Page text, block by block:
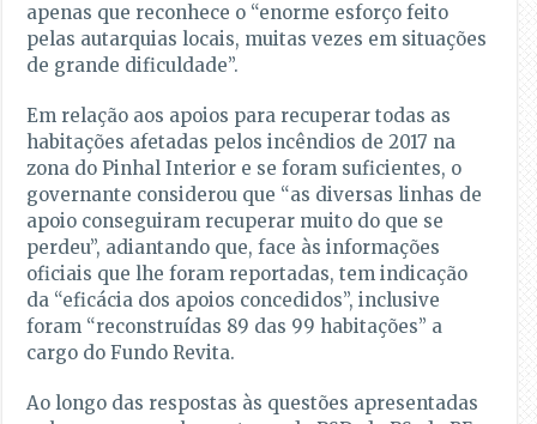
apenas que reconhece o “enorme esforço feito
pelas autarquias locais, muitas vezes em situações
de grande dificuldade”.
Em relação aos apoios para recuperar todas as
habitações afetadas pelos incêndios de 2017 na
zona do Pinhal Interior e se foram suficientes, o
governante considerou que “as diversas linhas de
apoio conseguiram recuperar muito do que se
perdeu”, adiantando que, face às informações
oficiais que lhe foram reportadas, tem indicação
da “eficácia dos apoios concedidos”, inclusive
foram “reconstruídas 89 das 99 habitações” a
cargo do Fundo Revita.
Ao longo das respostas às questões apresentadas